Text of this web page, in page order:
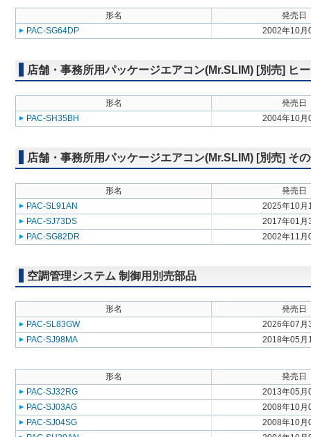
形名
発売日
PAC-SG64DP
2002年10月
店舗・事務所用パッケージエアコン(Mr.SLIM) [別売] ヒ
形名
発売日
PAC-SH35BH
2004年10月
店舗・事務所用パッケージエアコン(Mr.SLIM) [別売] そ
形名
発売日
PAC-SL91AN
2025年10月
PAC-SJ73DS
2017年01月
PAC-SG82DR
2002年11月
空調管理システム 制御用別売部品
形名
発売日
PAC-SL83GW
2026年07月
PAC-SJ98MA
2018年05月
形名
発売日
PAC-SJ32RG
2013年05月
PAC-SJ03AG
2008年10月
PAC-SJ04SG
2008年10月